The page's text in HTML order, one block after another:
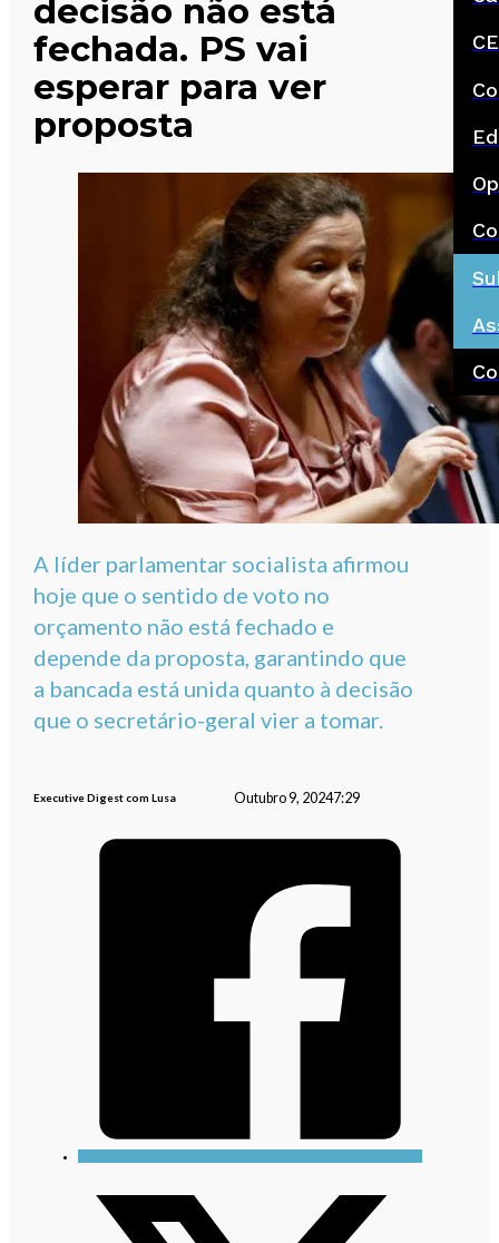
decisão não está
fechada. PS vai
esperar para ver
proposta
A líder parlamentar socialista afirmou
hoje que o sentido de voto no
orçamento não está fechado e
depende da proposta, garantindo que
a bancada está unida quanto à decisão
que o secretário-geral vier a tomar.
Executive Digest com Lusa Outubro 9, 20247:29